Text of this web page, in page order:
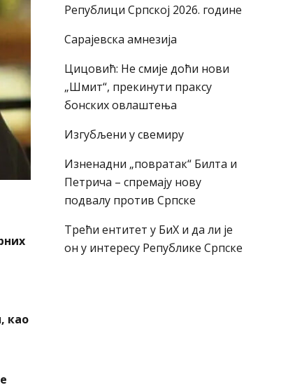
као
Републици Српској 2026. године
Сарајевска амнезија
Цицовић: Не смије доћи нови
„Шмит“, прекинути праксу
бонских овлаштења
Изгубљени у свемиру
Изненадни „повратак“ Билта и
Петрича – спремају нову
подвалу против Српске
Трећи ентитет у БиХ и да ли је
он у интересу Републике Српске